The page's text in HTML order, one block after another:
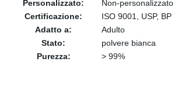
Personalizzato:
Non-personalizzato
Certificazione:
ISO 9001, USP, BP
Adatto a:
Adulto
Stato:
polvere bianca
Purezza:
> 99%